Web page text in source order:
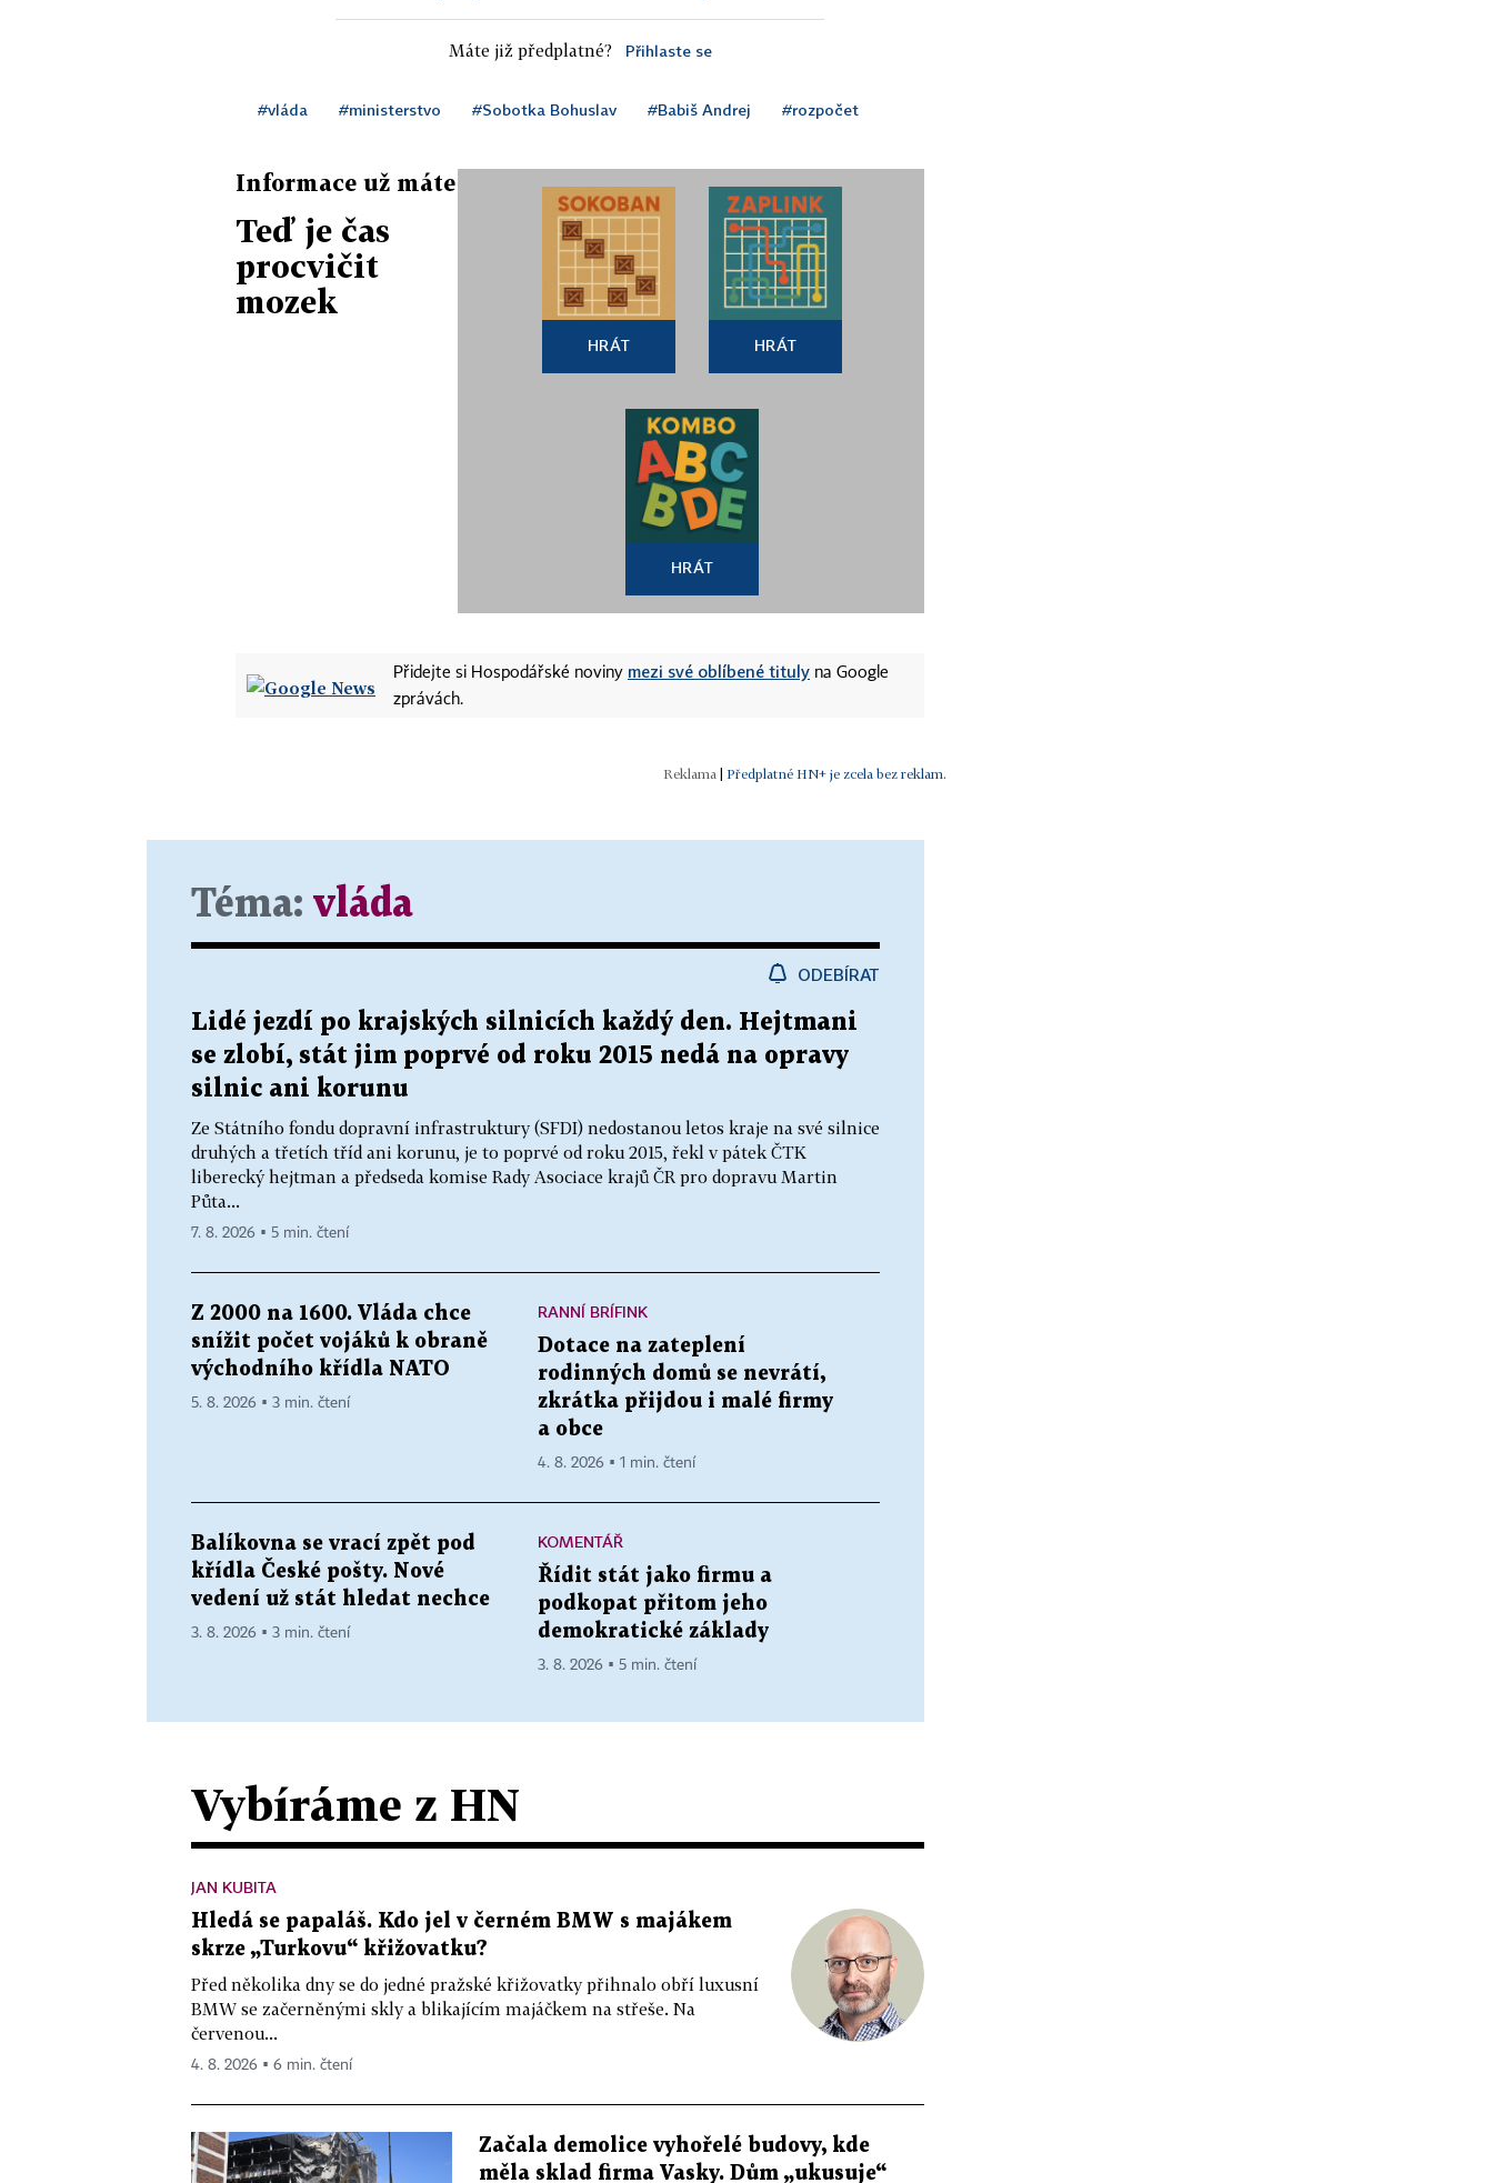
Máte již předplatné? Přihlaste se
#vláda #ministerstvo #Sobotka Bohuslav #Babiš Andrej #rozpočet
Informace už máte
Teď je čas
procvičit
mozek
HRÁT HRÁT
HRÁT
Přidejte si Hospodářské noviny mezi své oblíbené tituly na Google
zprávách.
| Předplatné HN+ je zcela bez reklam.
Téma: vláda
ODEBÍRAT
Lidé jezdí po krajských silnicích každý den. Hejtmani
se zlobí, stát jim poprvé od roku 2015 nedá na opravy
silnic ani korunu
Ze Státního fondu dopravní infrastruktury (SFDI) nedostanou letos kraje na své silnice
druhých a třetích tříd ani korunu, je to poprvé od roku 2015, řekl v pátek ČTK
liberecký hejtman a předseda komise Rady Asociace krajů ČR pro dopravu Martin
Půta...
7. 8. 2026 ▪ 5 min. čtení
Z 2000 na 1600. Vláda chce
snížit počet vojáků k obraně
východního křídla NATO
5. 8. 2026 ▪ 3 min. čtení
RANNÍ BRÍFINK
Dotace na zateplení
rodinných domů se nevrátí,
zkrátka přijdou i malé firmy
a obce
4. 8. 2026 ▪ 1 min. čtení
Balíkovna se vrací zpět pod
křídla České pošty. Nové
vedení už stát hledat nechce
3. 8. 2026 ▪ 3 min. čtení
KOMENTÁŘ
Řídit stát jako firmu a
podkopat přitom jeho
demokratické základy
3. 8. 2026 ▪ 5 min. čtení
Vybíráme z HN
JAN KUBITA
Hledá se papaláš. Kdo jel v černém BMW s majákem
skrze „Turkovu“ křižovatku?
Před několika dny se do jedné pražské křižovatky přihnalo obří luxusní
BMW se začerněnými skly a blikajícím majáčkem na střeše. Na
červenou...
4. 8. 2026 ▪ 6 min. čtení
Začala demolice vyhořelé budovy, kde
měla sklad firma Vasky. Dům „ukusuje“